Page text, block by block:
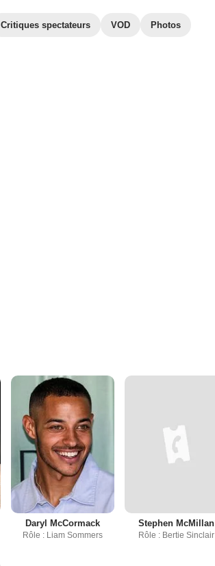
Critiques spectateurs VOD Photos
Daryl McCormack
Rôle : Liam Sommers
Stephen McMillan
Rôle : Bertie Sinclair